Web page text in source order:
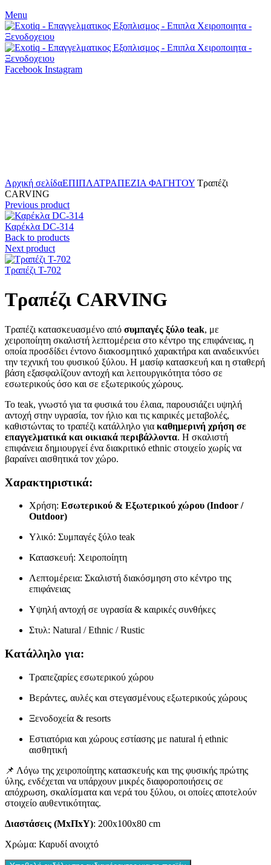
Menu
Facebook Instagram
Αρχική σελίδαΕΠΙΠΛΑΤΡΑΠΕΖΙΑ ΦΑΓΗΤΟΥ Τραπέζι
CARVING
Previous product
Καρέκλα DC-314
Back to products
Next product
Τραπέζι T-702
Τραπέζι CARVING
Τραπέζι κατασκευασμένο από συμπαγές ξύλο teak, με
χειροποίητη σκαλιστή λεπτομέρεια στο κέντρο της επιφάνειας, η
οποία προσδίδει έντονο διακοσμητικό χαρακτήρα και αναδεικνύει
την τεχνική του φυσικού ξύλου. Η μασίφ κατασκευή και η σταθερή
βάση εξασφαλίζουν αντοχή και λειτουργικότητα τόσο σε
εσωτερικούς όσο και σε εξωτερικούς χώρους.
Το teak, γνωστό για τα φυσικά του έλαια, παρουσιάζει υψηλή
αντοχή στην υγρασία, τον ήλιο και τις καιρικές μεταβολές,
καθιστώντας το τραπέζι κατάλληλο για καθημερινή χρήση σε
επαγγελματικά και οικιακά περιβάλλοντα. Η σκαλιστή
επιφάνεια δημιουργεί ένα διακριτικό ethnic στοιχείο χωρίς να
βαραίνει αισθητικά τον χώρο.
Χαρακτηριστικά:
Χρήση: Εσωτερικού & Εξωτερικού χώρου (Indoor /
Outdoor)
Υλικό: Συμπαγές ξύλο teak
Κατασκευή: Χειροποίητη
Λεπτομέρεια: Σκαλιστή διακόσμηση στο κέντρο της
επιφάνειας
Υψηλή αντοχή σε υγρασία & καιρικές συνθήκες
Στυλ: Natural / Ethnic / Rustic
Κατάλληλο για:
Τραπεζαρίες εσωτερικού χώρου
Βεράντες, αυλές και στεγασμένους εξωτερικούς χώρους
Ξενοδοχεία & resorts
Εστιατόρια και χώρους εστίασης με natural ή ethnic
αισθητική
📌 Λόγω της χειροποίητης κατασκευής και της φυσικής πρώτης
ύλης, ενδέχεται να υπάρχουν μικρές διαφοροποιήσεις σε
απόχρωση, σκαλίσματα και νερά του ξύλου, οι οποίες αποτελούν
στοιχείο αυθεντικότητας.
Διαστάσεις (ΜxΠxΥ): 200x100x80 cm
Χρώμα: Καρυδί ανοιχτό